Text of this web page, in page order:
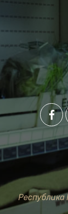
Республика